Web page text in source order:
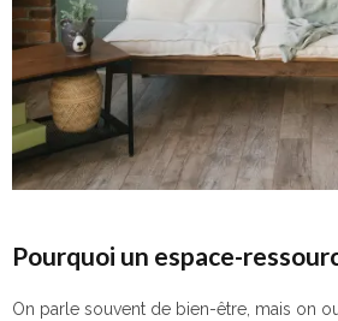
Pourquoi un espace-
On parle souvent de bien-être, mais on